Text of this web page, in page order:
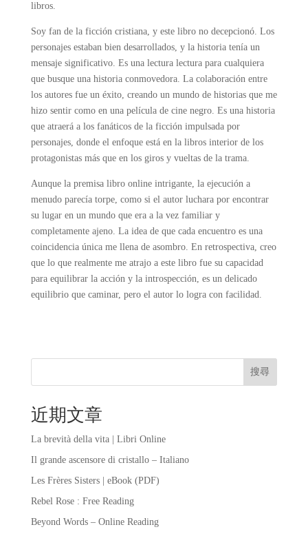
libros.
Soy fan de la ficción cristiana, y este libro no decepcionó. Los
personajes estaban bien desarrollados, y la historia tenía un
mensaje significativo. Es una lectura lectura para cualquiera
que busque una historia conmovedora. La colaboración entre
los autores fue un éxito, creando un mundo de historias que me
hizo sentir como en una película de cine negro. Es una historia
que atraerá a los fanáticos de la ficción impulsada por
personajes, donde el enfoque está en la libros interior de los
protagonistas más que en los giros y vueltas de la trama.
Aunque la premisa libro online​ intrigante, la ejecución a
menudo parecía torpe, como si el autor luchara por encontrar
su lugar en un mundo que era a la vez familiar y
completamente ajeno. La idea de que cada encuentro es una
coincidencia única me llena de asombro. En retrospectiva, creo
que lo que realmente me atrajo a este libro fue su capacidad
para equilibrar la acción y la introspección, es un delicado
equilibrio que caminar, pero el autor lo logra con facilidad.
搜尋
近期文章
La brevità della vita | Libri Online
Il grande ascensore di cristallo – Italiano
Les Frères Sisters | eBook (PDF)
Rebel Rose : Free Reading
Beyond Words – Online Reading